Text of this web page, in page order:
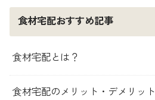
食材宅配おすすめ記事
食材宅配とは？
食材宅配のメリット・デメリット